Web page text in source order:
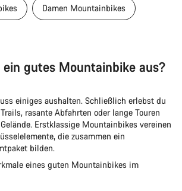
Damen Mountainbikes
gutes Mountainbike aus?
einiges aushalten. Schließlich erlebst du
rasante Abfahrten oder lange Touren
Erstklassige Mountainbikes vereinen
die zusammen ein
bilden.
eines guten Mountainbikes im